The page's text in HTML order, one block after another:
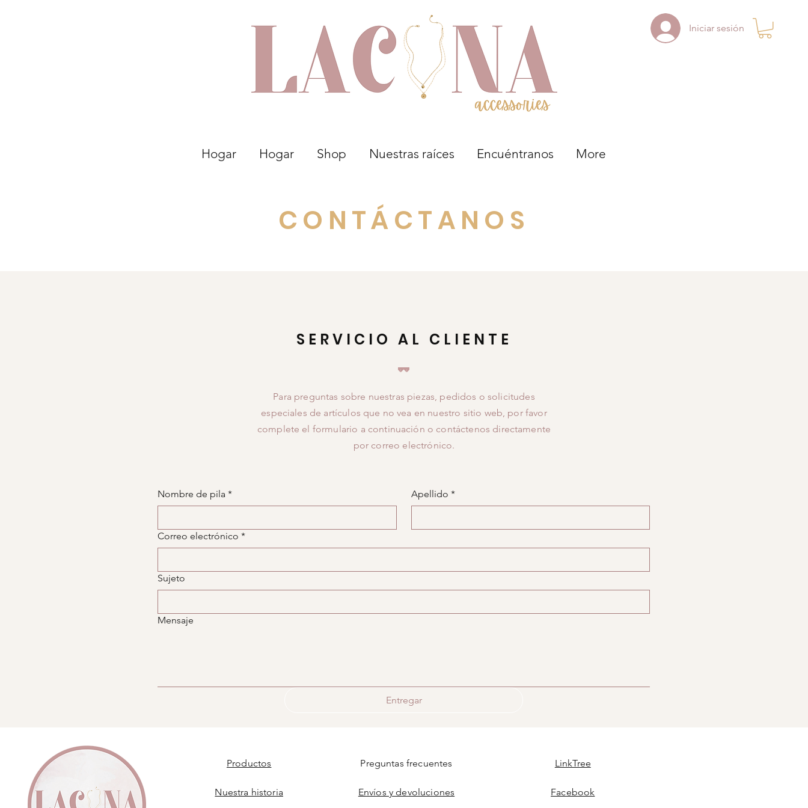
Iniciar sesión
Hogar Hogar Shop Nuestras raíces Encuéntranos More
CONTÁCTANOS
SERVICIO AL CLIENTE
Para preguntas sobre nuestras piezas, pedidos o solicitudes
especiales de artículos que no vea en nuestro sitio web, por favor
complete el formulario a continuación o contáctenos directamente
por correo electrónico.
Nombre de pila * Apellido *
Correo electrónico *
Sujeto
Mensaje
Entregar
Productos
Nuestra historia
Preguntas frecuentes
Envíos y devoluciones
LinkTree
Facebook